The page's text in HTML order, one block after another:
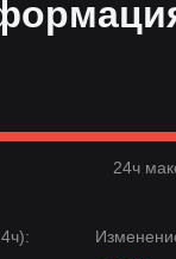
входить в позицию.
24ч